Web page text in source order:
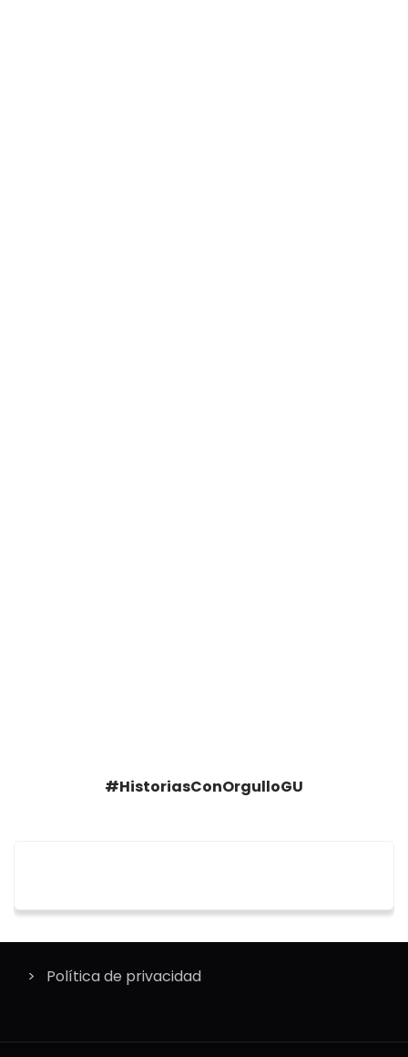
#HistoriasConOrgulloGU
Política de privacidad